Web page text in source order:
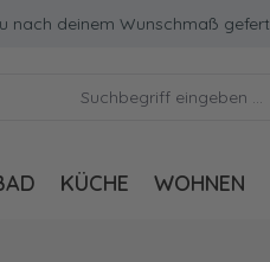
deinem Wunschmaß gefertigt
KÜCHE WOHNEN